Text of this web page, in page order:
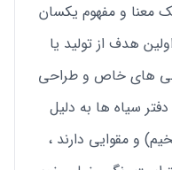
معنا و مفهوم یکسان
هدف از تولید یا
های خاص و طراحی
سیاه ها به دلیل
و مقوایی دارند ،